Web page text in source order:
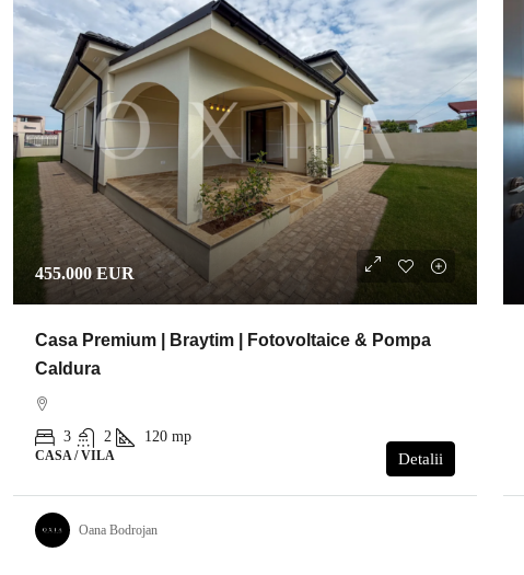
455.000 EUR
Casa Premium | Braytim | Fotovoltaice & Pompa
Caldura
3 2 120 mp
CASA / VILA Detalii
Oana Bodrojan